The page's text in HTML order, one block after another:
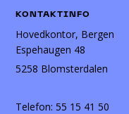
KONTAKTINFO
Hovedkontor, Bergen
Espehaugen 48
5258 Blomsterdalen
Telefon:55 15 41 50